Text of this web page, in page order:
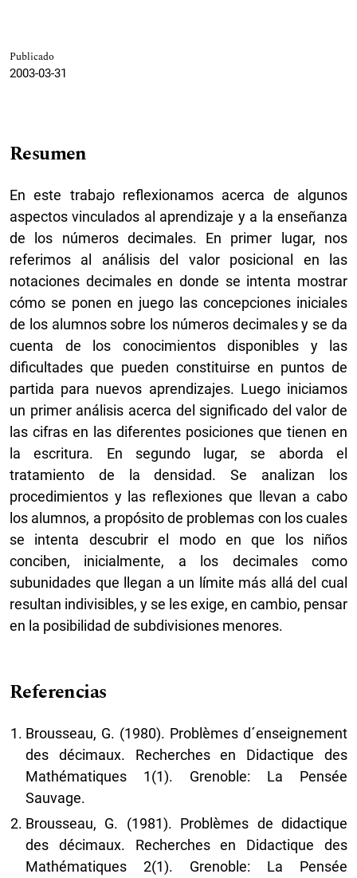
Publicado
2003-03-31
Resumen
En este trabajo reflexionamos acerca de algunos
aspectos vinculados al aprendizaje y a la enseñanza
de los números decimales. En primer lugar, nos
referimos al análisis del valor posicional en las
notaciones decimales en donde se intenta mostrar
cómo se ponen en juego las concepciones iniciales
de los alumnos sobre los números decimales y se da
cuenta de los conocimientos disponibles y las
dificultades que pueden constituirse en puntos de
partida para nuevos aprendizajes. Luego iniciamos
un primer análisis acerca del significado del valor de
las cifras en las diferentes posiciones que tienen en
la escritura. En segundo lugar, se aborda el
tratamiento de la densidad. Se analizan los
procedimientos y las reflexiones que llevan a cabo
los alumnos, a propósito de problemas con los cuales
se intenta descubrir el modo en que los niños
conciben, inicialmente, a los decimales como
subunidades que llegan a un límite más allá del cual
resultan indivisibles, y se les exige, en cambio, pensar
en la posibilidad de subdivisiones menores.
Referencias
Brousseau, G. (1980). Problèmes d´enseignement
des décimaux. Recherches en Didactique des
Mathématiques 1(1). Grenoble: La Pensée
Sauvage.
Brousseau, G. (1981). Problèmes de didactique
des décimaux. Recherches en Didactique des
Mathématiques 2(1). Grenoble: La Pensée